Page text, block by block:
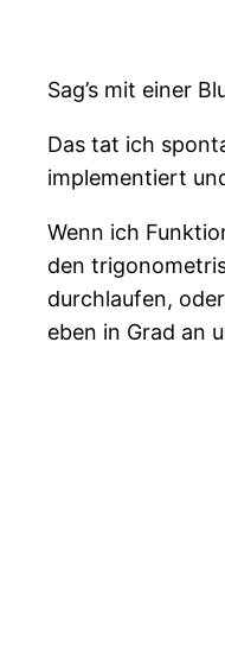
Sag’s mit einer
Das tat ich
implementiert
Wenn ich
den
durchlaufen,
eben in Grad an